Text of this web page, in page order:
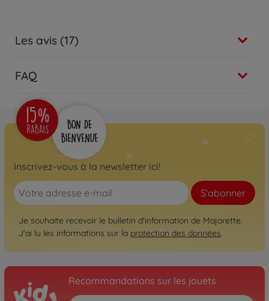
Les avis (17)
FAQ
Inscrivez-vous à la newsletter ici!
S'abonner
Je souhaite recevoir le bulletin d'information de Majorette.
J'ai lu les informations sur la protection des données.
Recommandations sur les jouets